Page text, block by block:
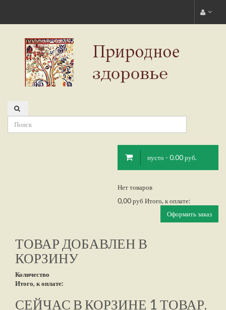
пусто - 0.00 руб.
Нет товаров
0,00 руб Итого, к оплате:
Оформить заказ
ТОВАР ДОБАВЛЕН В
КОРЗИНУ
Количество
Итого, к оплате:
СЕЙЧАС В КОРЗИНЕ 1 ТОВАР.